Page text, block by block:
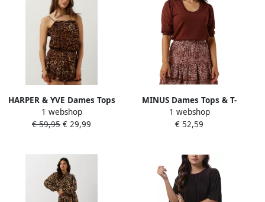
HARPER & YVE Dames Tops
& T-shirts Lexie-ss Bruin
1 webshop
€ 59,95 € 29,99
MINUS Dames Tops & T-
shirts Pam Scoop Neck Half
Sleeve Knit T-shirt Bruin
1 webshop
€ 52,59